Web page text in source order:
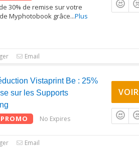
30% de remise sur votre
Myphotobook grâce...Plus
Email
Vistaprint Be : 25%
sur les Supports
No Expires
Email